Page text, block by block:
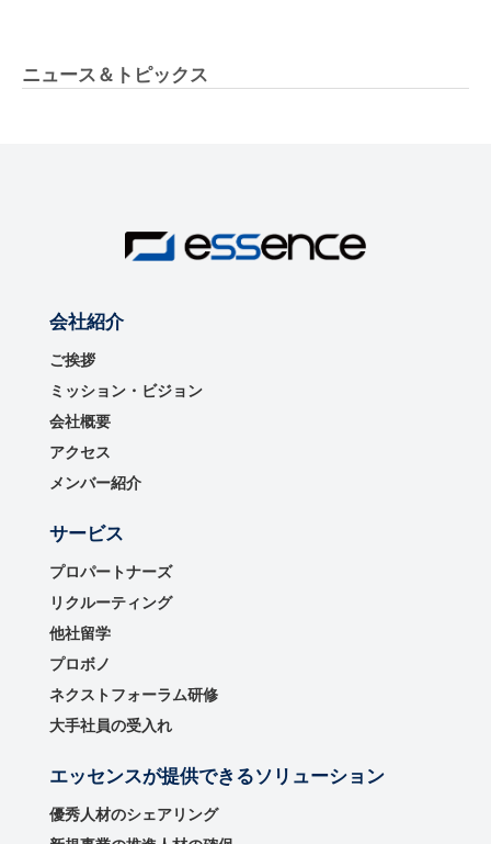
ニュース＆トピックス
会社紹介
ご挨拶
ミッション・ビジョン
会社概要
アクセス
メンバー紹介
サービス
プロパートナーズ
リクルーティング
他社留学
プロボノ
ネクストフォーラム研修
大手社員の受入れ
エッセンスが提供できるソリューション
優秀⼈材のシェアリング